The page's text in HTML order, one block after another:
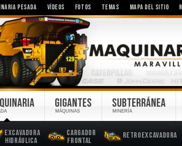
PESADA VÍDEOS FOTOS TEMAS MAPA DEL SITIO
Excavadora
Hidráulica
Cargador
Frontal
Retroexcavadora
GIGANTES
MÁQUINAS
SUBTERRÁNEA
MINERÍA